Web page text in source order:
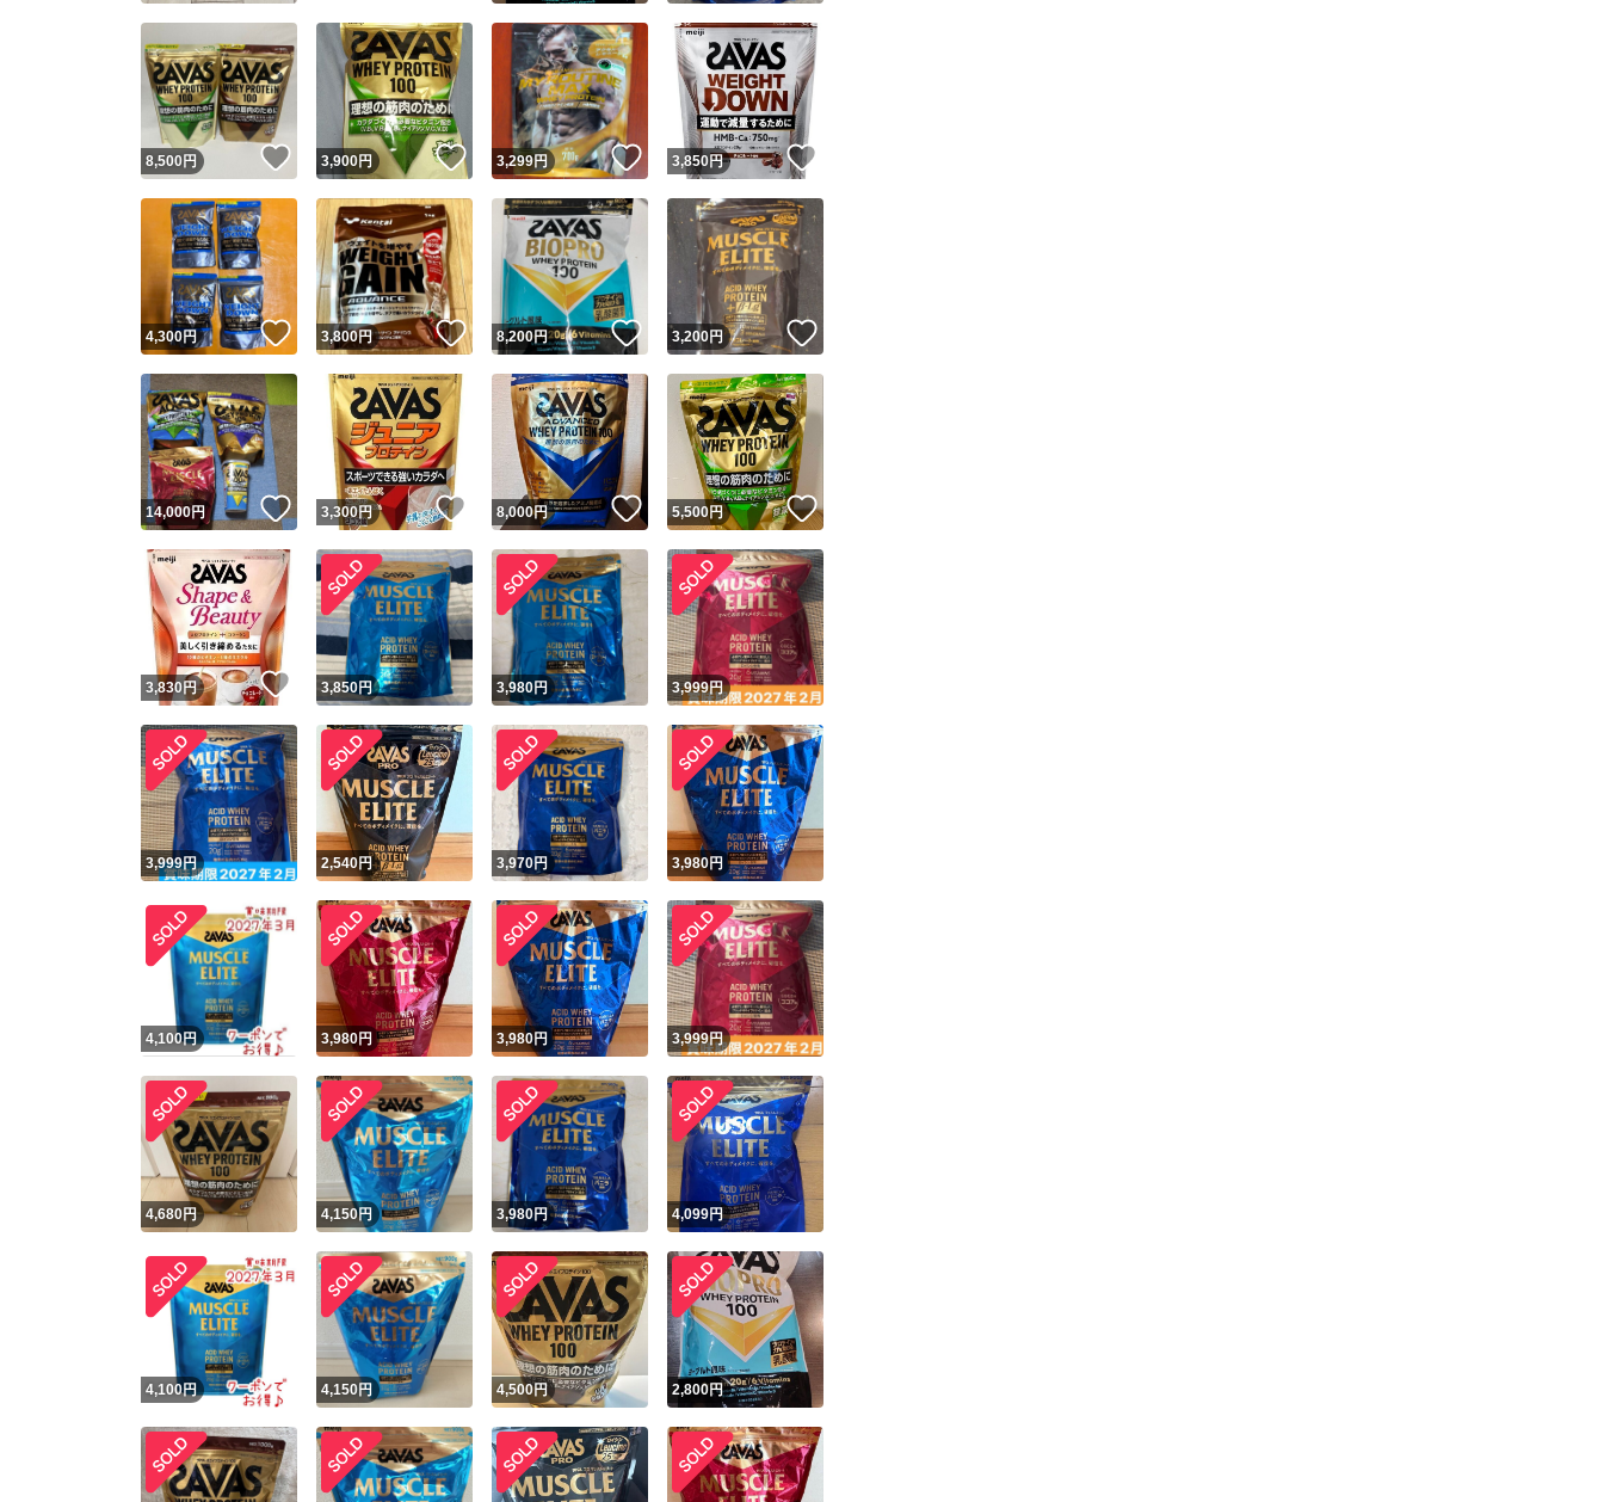
スピード&安心発送
※このバッジは実績に基づく表示であり、発送を保証しているものではありません
スピード＆安心発送
このユーザーは高頻度で24時間以内＆設定した発送日数内に発送してい
ます
スピード発送 このユーザーは高頻度で24時間以内に発送しています
安心発送 このユーザーは設定した発送日数内に発送しています
キャンセル
8,500円 いいね！
3,900円 いいね！
3,299円 いいね！
3,850円
4,300円 いいね！
3,800円 いいね！
8,200円 いいね！
3,200円
14,000円 いいね！
3,300円 いいね！
8,000円 いいね！
5,500円 いいね！
3,830 円 いいね！
3,850円 3,980円 3,999円
3,999円 2,540円 3,970円 3,980円
4,100円 3,980円 3,980円 3,999円
4,680円 4,150円 3,980円 4,099円
4,100円 4,150円 4,500円 2,800円